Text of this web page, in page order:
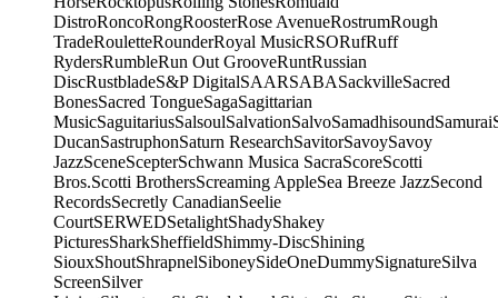
DistroRoncoRongRoosterRose AvenueRostrumRough
TradeRouletteRounderRoyal MusicRSORufRuff
RydersRumbleRun Out GrooveRuntRussian
DiscRustbladeS&P DigitalSAARSABASackvilleSacred
BonesSacred TongueSagaSagittarian
MusicSaguitariusSalsoulSalvationSalvoSamadhisoundSamurai
DucanSastruphonSaturn ResearchSavitorSavoySavoy
JazzSceneScepterSchwann Musica SacraScoreScotti
Bros.Scotti BrothersScreaming AppleSea Breeze JazzSecond
RecordsSecretly CanadianSeelie
CourtSERWEDSetalightShadyShakey
PicturesSharkSheffieldShimmy-DiscShining
SiouxShoutShrapnelSiboneySideOneDummySignatureSilva
ScreenSilver